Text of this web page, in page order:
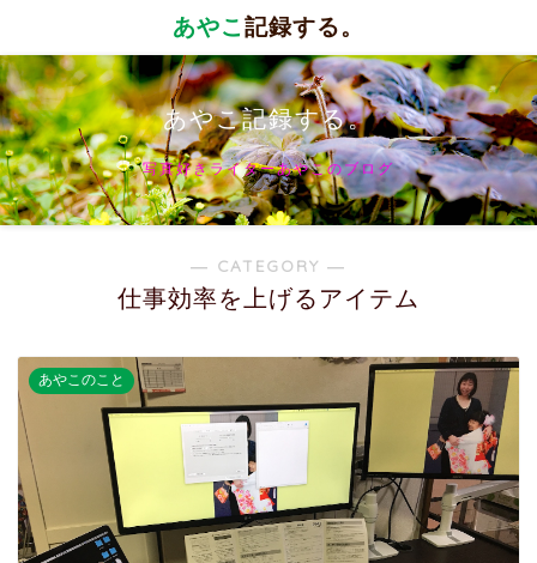
あやこ記録する。
あやこ記録する。
写真好きライターあやこのブログ
― CATEGORY ―
仕事効率を上げるアイテム
あやこのこと